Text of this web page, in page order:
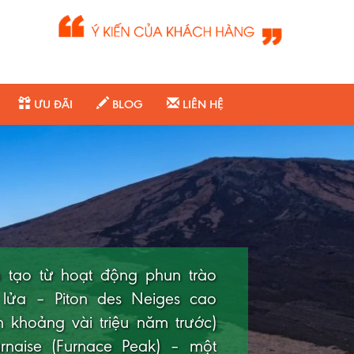
ƯU ĐÃI BLOG LIÊN HỆ
tạo từ hoạt động phun trào
– Piton des Neiges cao
khoảng vài triệu năm trước)
(Furnace Peak) – một
đảo xinh đẹp ở Ấn Độ
biển cát trắng, nước biển
hô đa dạng. Quốc gia này